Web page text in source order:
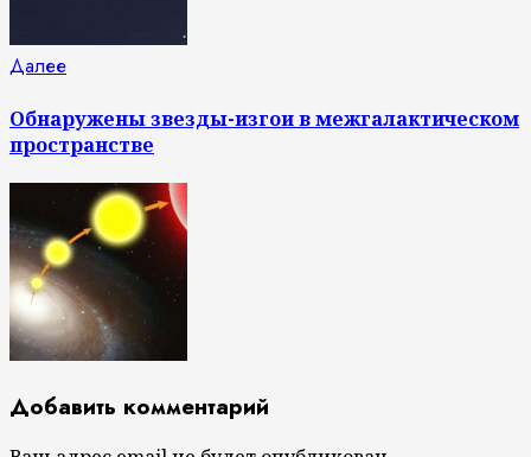
ДалееСледующая
Обнаружены звезды-изгои в межгалактическом
пространстве
Добавить комментарий